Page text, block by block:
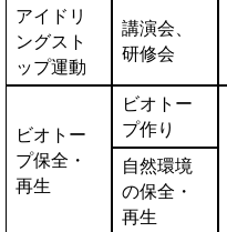
アイドリ
ングスト
ップ運動
講演会、
研修会
ビオトー
プ保全・
再生
ビオトー
プ作り
自然環境
の保全・
再生